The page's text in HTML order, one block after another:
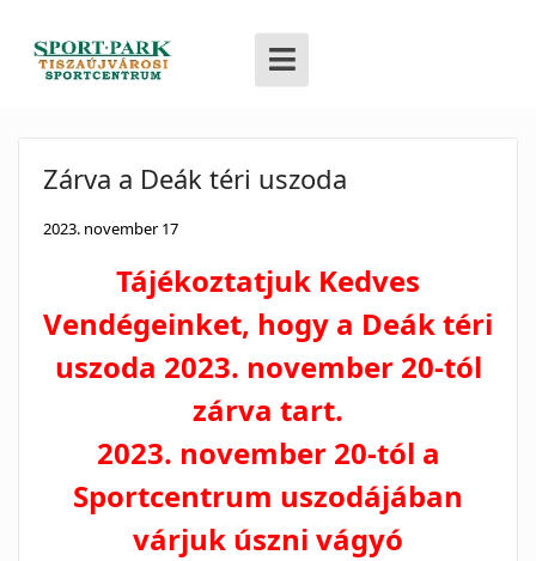
Zárva a Deák téri uszoda
2023. november 17
Tájékoztatjuk Kedves
Vendégeinket, hogy a Deák téri
uszoda 2023. november 20-tól
zárva tart.
2023. november 20-tól a
Sportcentrum uszodájában
várjuk úszni vágyó